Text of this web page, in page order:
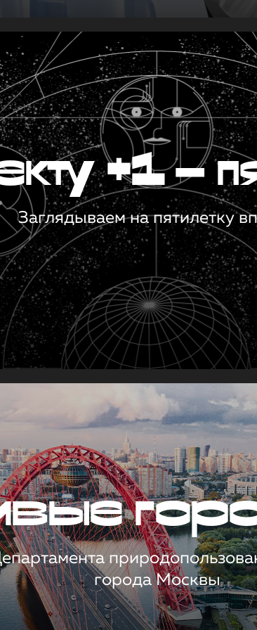
+1 —
Заглядываем на пятилетку
города Москвы